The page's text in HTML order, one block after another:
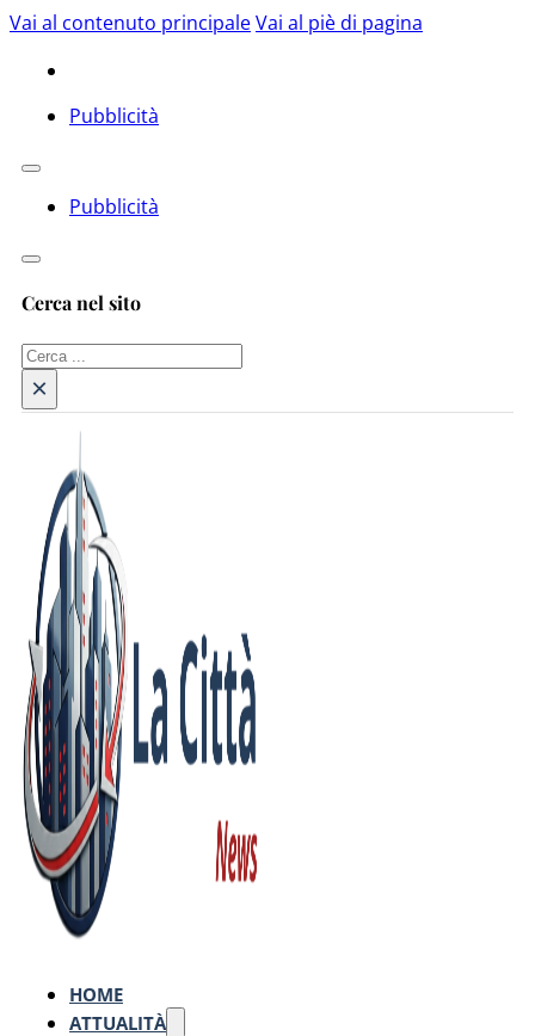
Vai al contenuto principaleVai al piè di pagina
Pubblicità
Pubblicità
Cerca nel sito
Cerca
×
HOME
ATTUALITÀ